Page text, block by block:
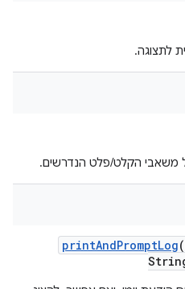
לתצוגה.
משאבי הקלט/פלט הנדרשים.
printAndPromptLog(